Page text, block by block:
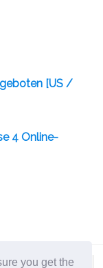
you get the
[US /
4 Online-